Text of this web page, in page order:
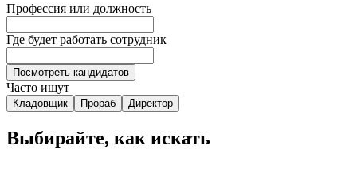
Профессия или должность
Где будет работать сотрудник
Посмотреть кандидатов
Часто ищут
Кладовщик Прораб Директор
Выбирайте, как искать